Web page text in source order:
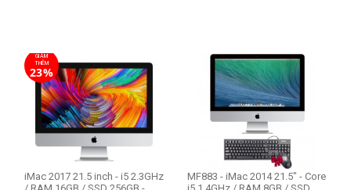
GIẢM
THÊM
23%
iMac 2017 21.5 inch - i5 2.3GHz
MF883 - iMac 2014 21.5" - Core